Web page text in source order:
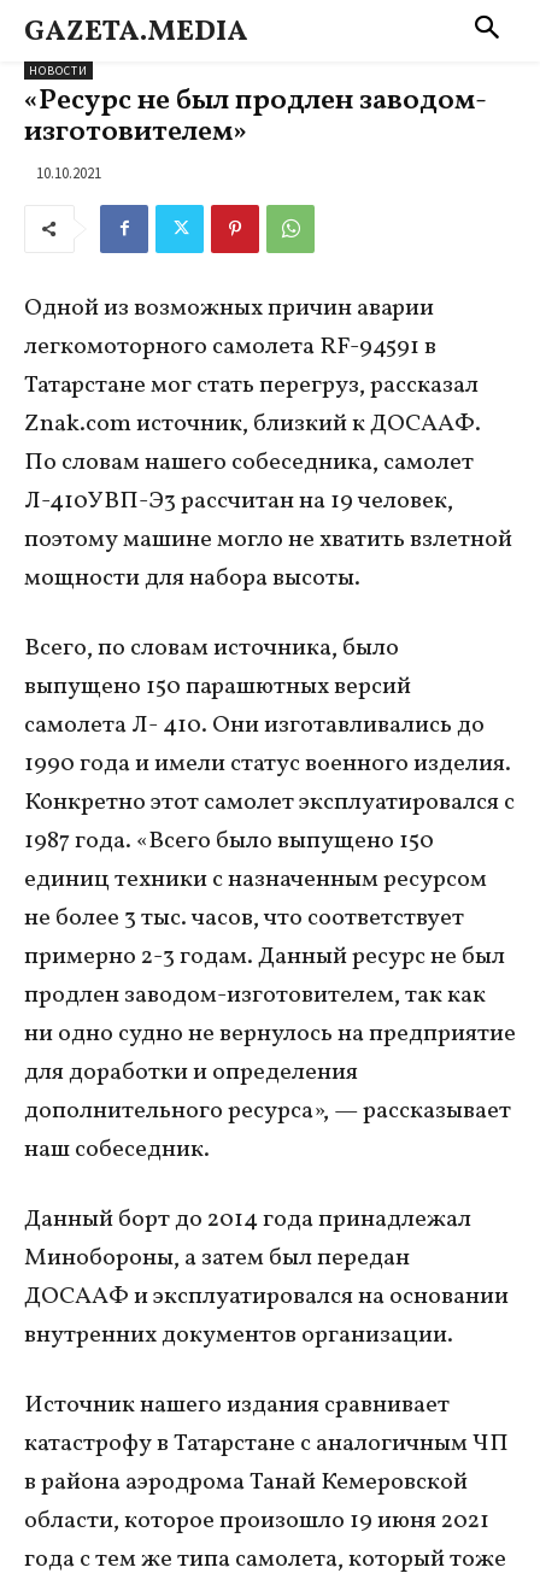
GAZETA.MEDIA
НОВОСТИ
«Ресурс не был продлен заводом-
изготовителем»
10.10.2021
Одной из возможных причин аварии
легкомоторного самолета RF-94591 в
Татарстане мог стать перегруз, рассказал
Znak.com источник, близкий к ДОСААФ.
По словам нашего собеседника, самолет
Л-410УВП-Э3 рассчитан на 19 человек,
поэтому машине могло не хватить взлетной
мощности для набора высоты.
Всего, по словам источника, было
выпущено 150 парашютных версий
самолета Л- 410. Они изготавливались до
1990 года и имели статус военного изделия.
Конкретно этот самолет эксплуатировался с
1987 года. «Всего было выпущено 150
единиц техники с назначенным ресурсом
не более 3 тыс. часов, что соответствует
примерно 2-3 годам. Данный ресурс не был
продлен заводом-изготовителем, так как
ни одно судно не вернулось на предприятие
для доработки и определения
дополнительного ресурса», — рассказывает
наш собеседник.
Данный борт до 2014 года принадлежал
Минобороны, а затем был передан
ДОСААФ и эксплуатировался на основании
внутренних документов организации.
Источник нашего издания сравнивает
катастрофу в Татарстане с аналогичным ЧП
в района аэродрома Танай Кемеровской
области, которое произошло 19 июня 2021
года с тем же типа самолета, который тоже